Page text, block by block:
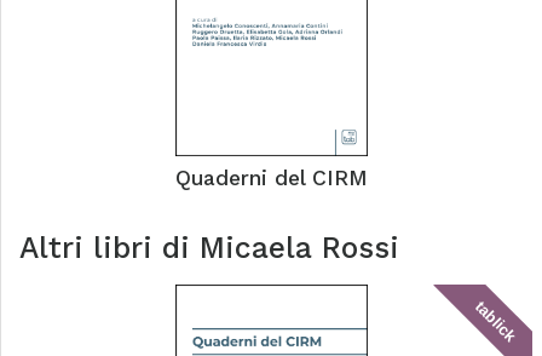
Quaderni del CIRM
Altri libri di Micaela Rossi
tablick